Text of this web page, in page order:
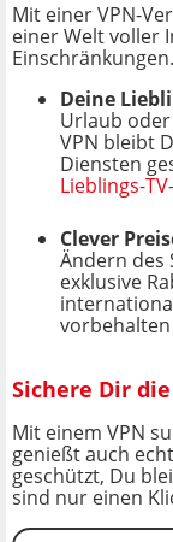
Mit einer VPN-
einer Welt voller
Deine
Urlaub
VPN bleibt
Diensten
Lieblings-
Clever
Ändern des
exklusive
Sichere Dir
Mit einem VPN
genießt auch
geschützt, Du
sind nur einen